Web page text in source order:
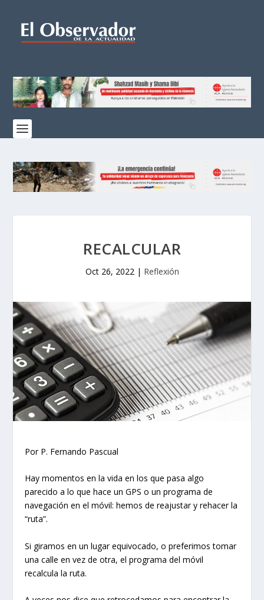
RECALCULAR
Oct 26, 2022| Reflexión
Por P. Fernando Pascual
Hay momentos en la vida en los que pasa algo
parecido a lo que hace un GPS o un programa de
navegación en el móvil: hemos de reajustar y rehacer la
“ruta”.
Si giramos en un lugar equivocado, o preferimos tomar
una calle en vez de otra, el programa del móvil
recalcula la ruta.